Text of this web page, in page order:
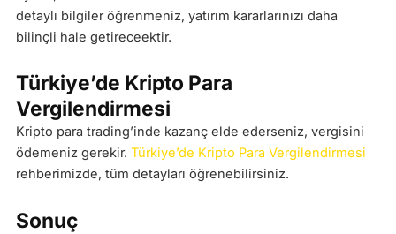
detaylı bilgiler öğrenmeniz, yatırım kararlarınızı daha
bilinçli hale getireceektir.
Türkiye’de Kripto Para
Vergilendirmesi
Kripto para trading’inde kazanç elde ederseniz, vergisini
ödemeniz gerekir. Türkiye’de Kripto Para Vergilendirmesi
rehberimizde, tüm detayları öğrenebilirsiniz.
Sonuç